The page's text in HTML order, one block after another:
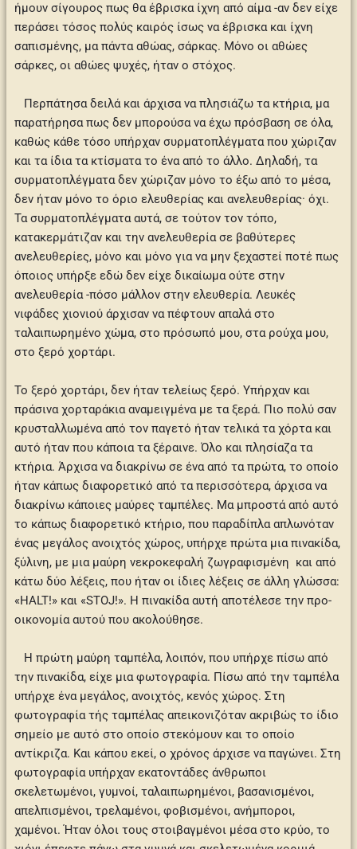
ήμουν σίγουρος πως θα έβρισκα ίχνη από αίμα -αν δεν είχε
περάσει τόσος πολύς καιρός ίσως να έβρισκα και ίχνη
σαπισμένης, μα πάντα αθώας, σάρκας. Μόνο οι αθώες
σάρκες, οι αθώες ψυχές, ήταν ο στόχος.
Περπάτησα δειλά και άρχισα να πλησιάζω τα κτήρια, μα
παρατήρησα πως δεν μπορούσα να έχω πρόσβαση σε όλα,
καθώς κάθε τόσο υπήρχαν συρματοπλέγματα που χώριζαν
και τα ίδια τα κτίσματα το ένα από το άλλο. Δηλαδή, τα
συρματοπλέγματα δεν χώριζαν μόνο το έξω από το μέσα,
δεν ήταν μόνο το όριο ελευθερίας και ανελευθερίας· όχι.
Τα συρματοπλέγματα αυτά, σε τούτον τον τόπο,
κατακερμάτιζαν και την ανελευθερία σε βαθύτερες
ανελευθερίες, μόνο και μόνο για να μην ξεχαστεί ποτέ πως
όποιος υπήρξε εδώ δεν είχε δικαίωμα ούτε στην
ανελευθερία -πόσο μάλλον στην ελευθερία. Λευκές
νιφάδες χιονιού άρχισαν να πέφτουν απαλά στο
ταλαιπωρημένο χώμα, στο πρόσωπό μου, στα ρούχα μου,
στο ξερό χορτάρι.
Το ξερό χορτάρι, δεν ήταν τελείως ξερό. Υπήρχαν και
πράσινα χορταράκια αναμειγμένα με τα ξερά. Πιο πολύ σαν
κρυσταλλωμένα από τον παγετό ήταν τελικά τα χόρτα και
αυτό ήταν που κάποια τα ξέραινε. Όλο και πλησίαζα τα
κτήρια. Άρχισα να διακρίνω σε ένα από τα πρώτα, το οποίο
ήταν κάπως διαφορετικό από τα περισσότερα, άρχισα να
διακρίνω κάποιες μαύρες ταμπέλες. Μα μπροστά από αυτό
το κάπως διαφορετικό κτήριο, που παραδίπλα απλωνόταν
ένας μεγάλος ανοιχτός χώρος, υπήρχε πρώτα μια πινακίδα,
ξύλινη, με μια μαύρη νεκροκεφαλή ζωγραφισμένη και από
κάτω δύο λέξεις, που ήταν οι ίδιες λέξεις σε άλλη γλώσσα:
«HALT!» και «STOJ!». Η πινακίδα αυτή αποτέλεσε την προ-
οικονομία αυτού που ακολούθησε.
Η πρώτη μαύρη ταμπέλα, λοιπόν, που υπήρχε πίσω από
την πινακίδα, είχε μια φωτογραφία. Πίσω από την ταμπέλα
υπήρχε ένα μεγάλος, ανοιχτός, κενός χώρος. Στη
φωτογραφία τής ταμπέλας απεικονιζόταν ακριβώς το ίδιο
σημείο με αυτό στο οποίο στεκόμουν και το οποίο
αντίκριζα. Και κάπου εκεί, ο χρόνος άρχισε να παγώνει. Στη
φωτογραφία υπήρχαν εκατοντάδες άνθρωποι
σκελετωμένοι, γυμνοί, ταλαιπωρημένοι, βασανισμένοι,
απελπισμένοι, τρελαμένοι, φοβισμένοι, ανήμποροι,
χαμένοι. Ήταν όλοι τους στοιβαγμένοι μέσα στο κρύο, το